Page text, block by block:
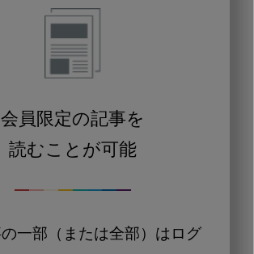
会員限定の記事を
読むことが可能
一部（または全部）はログ